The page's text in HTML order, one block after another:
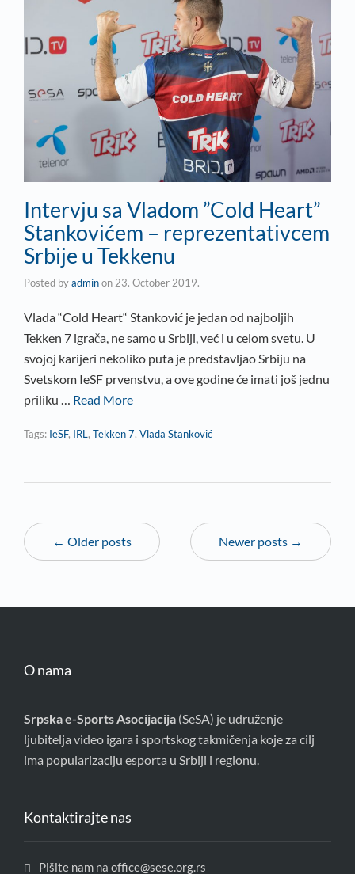
Intervju sa Vladom ”Cold Heart”
Stankovićem – reprezentativcem
Srbije u Tekkenu
Posted byadminon23. October 2019.
Vlada “Cold Heart“ Stanković je jedan od najboljih
Tekken 7 igrača, ne samo u Srbiji, već i u celom svetu. U
svojoj karijeri nekoliko puta je predstavljao Srbiju na
Svetskom IeSF prvenstvu, a ove godine će imati još jednu
priliku … Read More
Tags: IeSF, IRL, Tekken 7, Vlada Stanković
← Older posts Newer posts →
O nama
Srpska e-Sports Asocijacija (SeSA) je udruženje
ljubitelja video igara i sportskog takmičenja koje za cilj
ima popularizaciju esporta u Srbiji i regionu.
Kontaktirajte nas
Pišite nam na office@sese.org.rs